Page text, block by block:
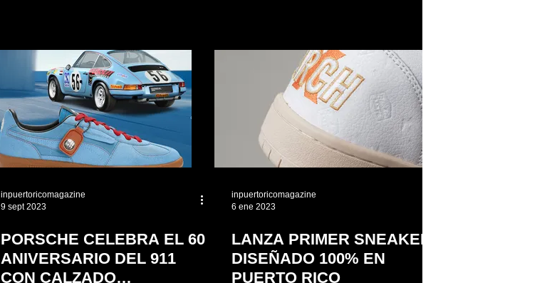
inpuertoricomagazine
9 sept 2023
PORSCHE CELEBRA EL 60
ANIVERSARIO DEL 911
CON CALZADO
inpuertoricomagazine
6 ene 2023
LANZA PRIMER SNEAKER
DISEÑADO 100% EN
PUERTO RICO